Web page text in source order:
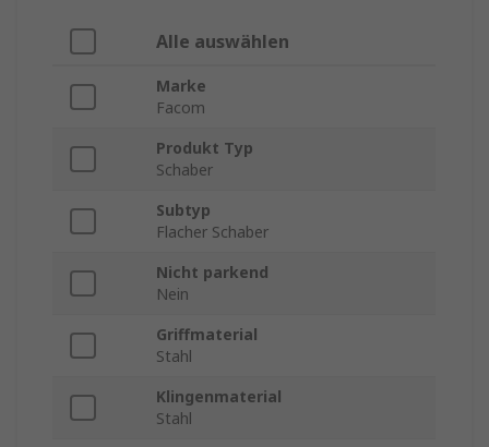
Alle auswählen
Marke
Facom
Produkt Typ
Schaber
Subtyp
Flacher Schaber
Nicht parkend
Nein
Griffmaterial
Stahl
Klingenmaterial
Stahl